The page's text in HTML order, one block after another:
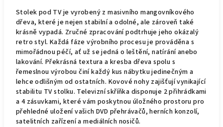
Stolek pod TV je vyrobený z masivního mangovníkového
dřeva, které je nejen stabilní a odolné, ale zároveň také
krásně vypadá. Zručné zpracování podtrhuje jeho okázalý
retro styl. Každá fáze výrobního procesu je prováděna s
mimořádnou péčí, ať už se jedná o leštění, natírání anebo
lakování. Překrásná textura a kresba dřeva spolu s
řemeslnou výrobou činí každý kus nábytku jedinečným a
lehce odlišným od ostatních. Kovové nohy zajišťují vynikající
stabilitu TV stolku. Televizní skříňka disponuje 2 přihrádkami
a 4 zásuvkami, které vám poskytnou úložného prostoru pro
přehledné uložení vašich DVD přehrávačů, herních konzolí,
satelitních zařízení a mediálních nosičů.